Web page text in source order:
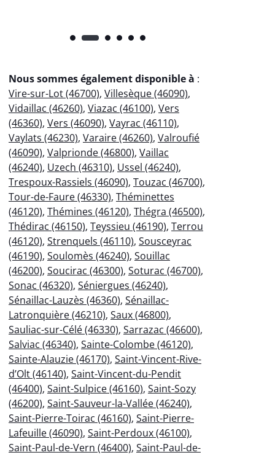
Nous sommes également disponible à :
Vire-sur-Lot (46700), Villesèque (46090),
Vidaillac (46260), Viazac (46100), Vers
(46360), Vers (46090), Vayrac (46110),
Vaylats (46230), Varaire (46260), Valroufié
(46090), Valprionde (46800), Vaillac
(46240), Uzech (46310), Ussel (46240),
Trespoux-Rassiels (46090), Touzac (46700),
Tour-de-Faure (46330), Théminettes
(46120), Thémines (46120), Thégra (46500),
Thédirac (46150), Teyssieu (46190), Terrou
(46120), Strenquels (46110), Sousceyrac
(46190), Soulomès (46240), Souillac
(46200), Soucirac (46300), Soturac (46700),
Sonac (46320), Séniergues (46240),
Sénaillac-Lauzès (46360), Sénaillac-
Latronquière (46210), Saux (46800),
Sauliac-sur-Célé (46330), Sarrazac (46600),
Salviac (46340), Sainte-Colombe (46120),
Sainte-Alauzie (46170), Saint-Vincent-Rive-
d’Olt (46140), Saint-Vincent-du-Pendit
(46400), Saint-Sulpice (46160), Saint-Sozy
(46200), Saint-Sauveur-la-Vallée (46240),
Saint-Pierre-Toirac (46160), Saint-Pierre-
Lafeuille (46090), Saint-Perdoux (46100),
Saint-Paul-de-Vern (46400), Saint-Paul-de-